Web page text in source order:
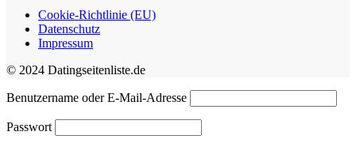
Cookie-Richtlinie (EU)
Datenschutz
Impressum
© 2024 Datingseitenliste.de
Benutzername oder E-Mail-Adresse
Passwort